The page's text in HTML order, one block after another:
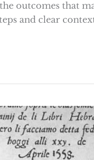
outcomes that
and clear